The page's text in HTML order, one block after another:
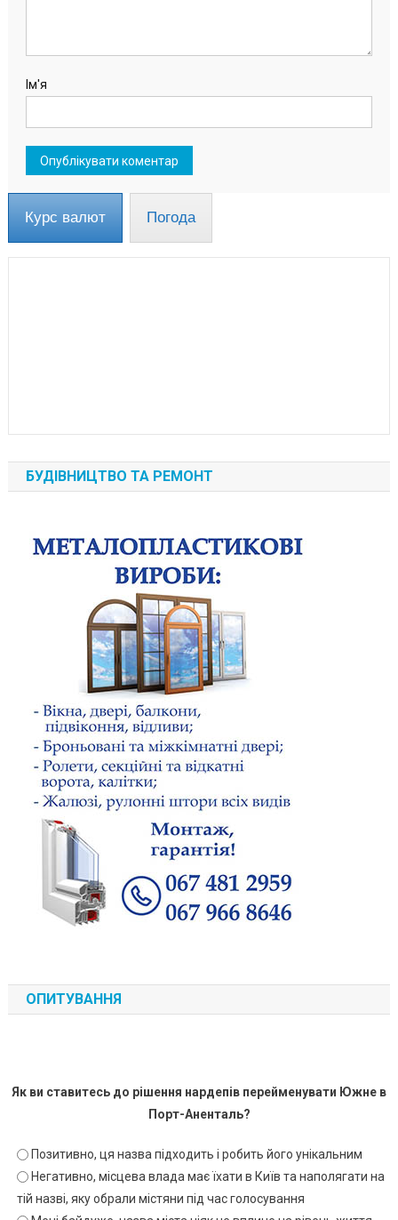
Ім'я
Курс валют Погода
БУДІВНИЦТВО ТА РЕМОНТ
ОПИТУВАННЯ
Як ви ставитесь до рішення нардепів перейменувати Южне в
Порт-Аненталь?
Позитивно, ця назва підходить і робить його унікальним
Негативно, місцева влада має їхати в Київ та наполягати на
тій назві, яку обрали містяни під час голосування